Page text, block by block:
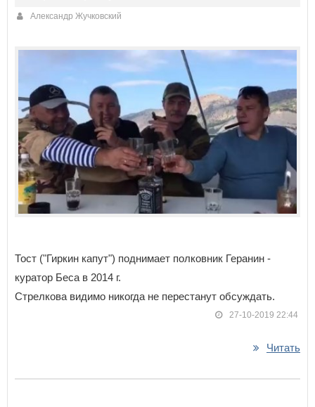
Александр Жучковский
Тост ("Гиркин капут") поднимает полковник Геранин -
куратор Беса в 2014 г.
Стрелкова видимо никогда не перестанут обсуждать.
27-10-2019 22:44
Читать